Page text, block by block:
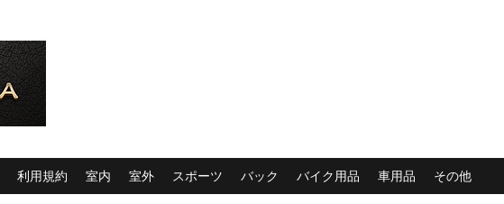
利用規約 室内 室外 スポーツ バック バイク用品 車用品 その他